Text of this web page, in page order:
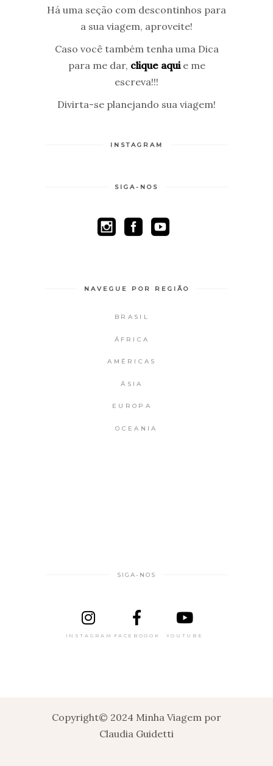
Há uma seção com descontinhos para
a sua viagem, aproveite!
Caso você também tenha uma Dica
para me dar, clique aquie me
escreva!!!
Divirta-se planejando sua viagem!
INSTAGRAM
SIGA-NOS
NAVEGUE POR REGIÃO
BRASIL
ÁFRICA
AMÉRICAS
ÁSIA
EUROPA
OCEANIA
SIGA-NOS
INSTAGRAM FACEBOOOK YOUTUBE
Copyright© 2024 Minha Viagem por
Claudia Guidetti